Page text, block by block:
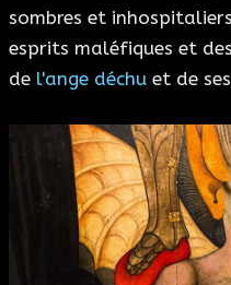
sombres et
esprits maléfiques et
de l'ange déchu et de